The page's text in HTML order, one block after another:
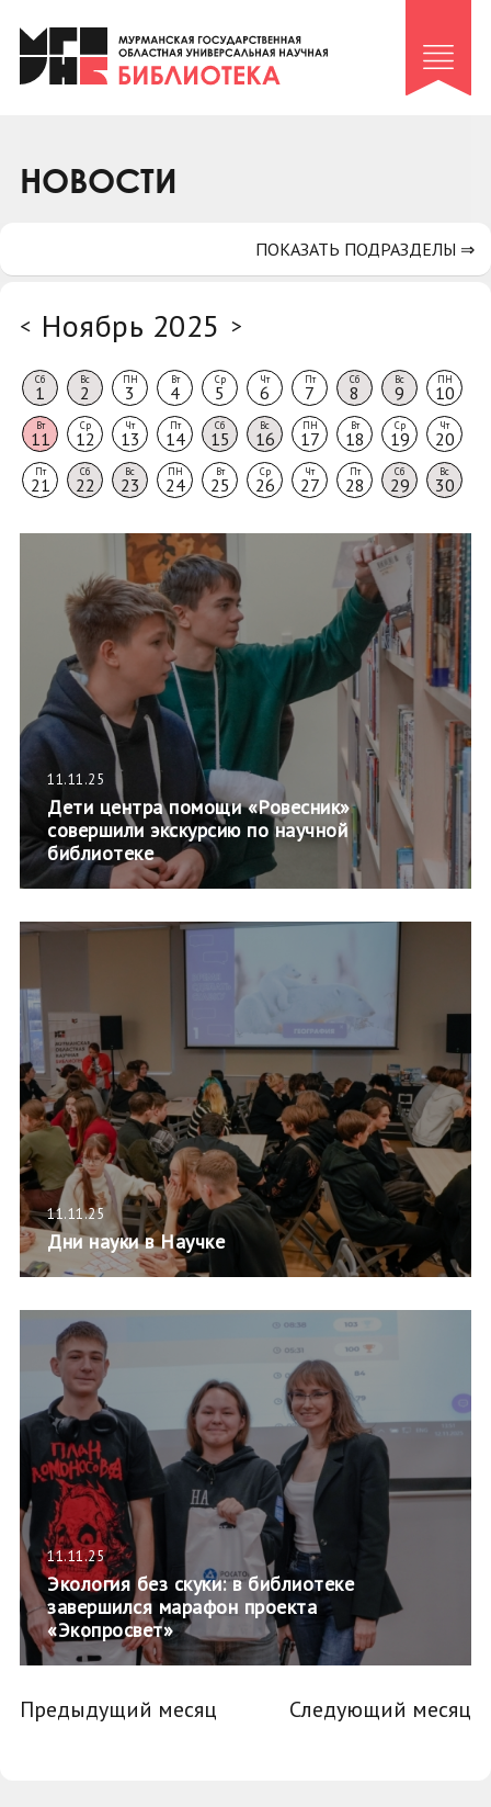
Клуб «Гиря и сельдерей»
Клуб «Семейный архив»
Коллегам
НОВОСТИ
< Ноябрь 2025 >
Сб
1
Вс
2
ПН
3
Вт
4
Ср
5
Чт
6
Пт
7
Сб
8
Вс
9
ПН
10
Вт
11
Ср
12
Чт
13
Пт
14
Сб
15
Вс
16
ПН
17
Вт
18
Ср
19
Чт
20
Пт
21
Сб
22
Вс
23
ПН
24
Вт
25
Ср
26
Чт
27
Пт
28
Сб
29
Вс
30
11.11.25
Дети центра помощи «Ровесник»
совершили экскурсию по научной
библиотеке
11.11.25
Дни науки в Научке
11.11.25
Экология без скуки: в библиотеке
завершился марафон проекта
«Экопросвет»
Предыдущий месяц Следующий месяц
ПОКАЗАТЬ ПОДРАЗДЕЛЫ ⇒